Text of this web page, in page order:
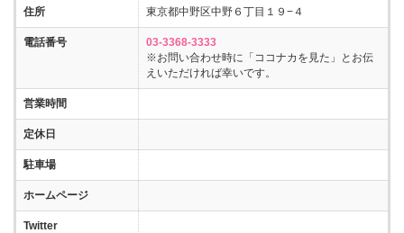
住所 東京都中野区中野６丁目１９−４
電話番号
03-3368-3333
※お問い合わせ時に「ココナカを見た」とお伝
えいただければ幸いです。
営業時間
定休日
駐車場
ホームページ
Twitter